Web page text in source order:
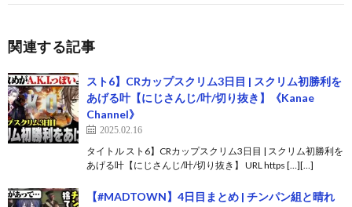
関連する記事
スト6】CRカップスクリム3日目 | スクリム初勝利を
あげる叶【にじさんじ/叶/切り抜き】《Kanae
Channel》
2025.02.16
タイトル スト6】CRカップスクリム3日目 | スクリム初勝利を
あげる叶【にじさんじ/叶/切り抜き】 URL https […][…]
【#MADTOWN】4日目まとめ | チンパン組と晴れ